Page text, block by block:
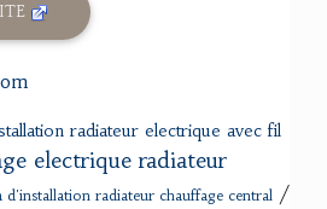
radiateur electrique avec fil
electrique radiateur
d'installation radiateur chauffage central /